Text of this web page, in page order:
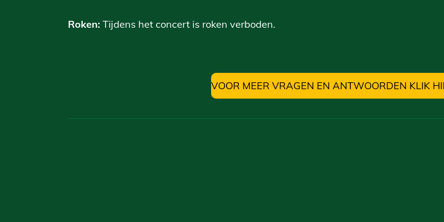
Roken: Tijdens het concert is roken verboden.
VOOR MEER VRAGEN EN ANTWOORDEN KLIK